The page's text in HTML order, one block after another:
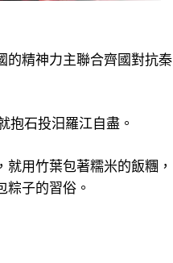
的精神力主聯合齊國對抗秦
抱石投汨羅江自盡。
用竹葉包著糯米的飯糰，
子的習俗。